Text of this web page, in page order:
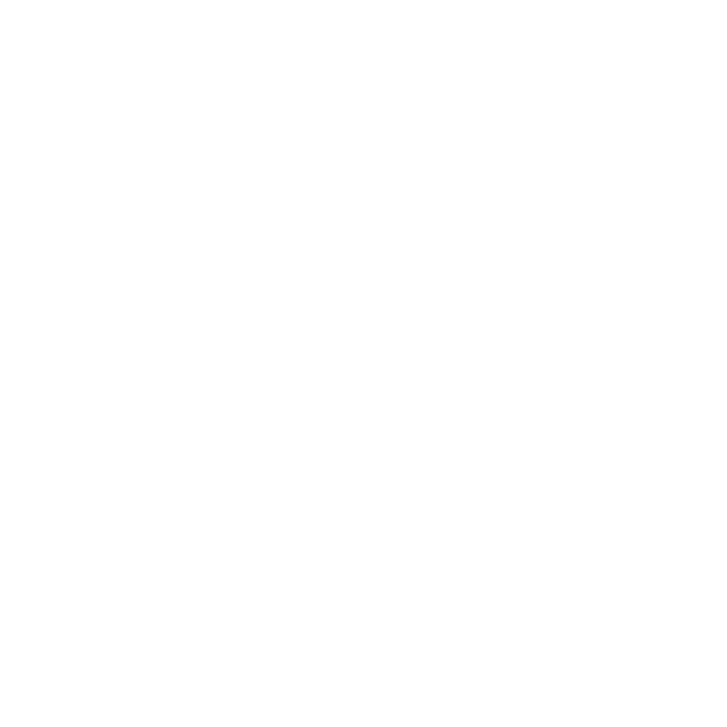
SAN ANTONIO DE
resistencia y
ADIAN